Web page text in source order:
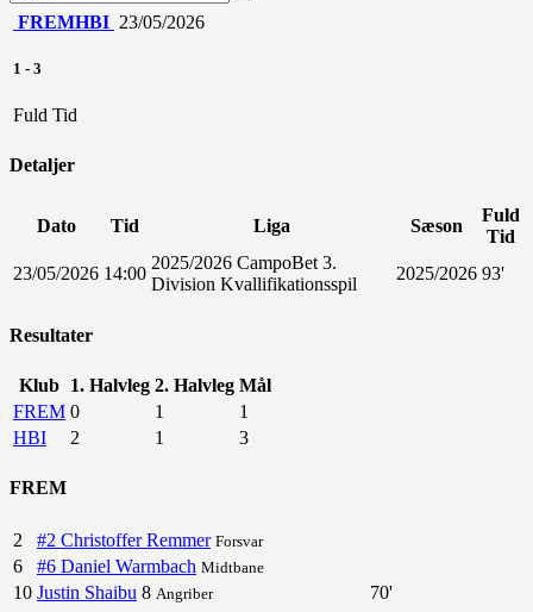
FREMHBI 23/05/2026
1 - 3
Fuld Tid
Detaljer
Dato Tid Liga Sæson
Fuld
Tid
23/05/2026 14:00
2025/2026 CampoBet 3.
Division Kvallifikationsspil
2025/2026 93'
Resultater
Klub 1. Halvleg 2. Halvleg Mål
FREM 0 1
1
HBI
2 1 3
FREM
2 #2 Christoffer Remmer Forsvar
6 #6 Daniel Warmbach Midtbane
10 Justin Shaibu 8 Angriber
70'